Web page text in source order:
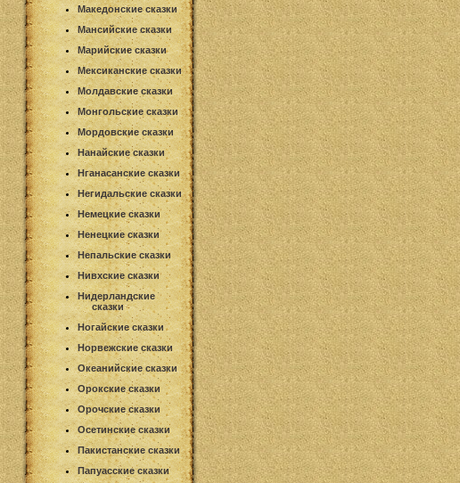
Македонские сказки
Мансийские сказки
Марийские сказки
Мексиканские сказки
Молдавские сказки
Монгольские сказки
Мордовские сказки
Нанайские сказки
Нганасанские сказки
Негидальские сказки
Немецкие сказки
Ненецкие сказки
Непальские сказки
Нивхские сказки
Нидерландские
сказки
Ногайские сказки
Норвежские сказки
Океанийские сказки
Орокские сказки
Орочские сказки
Осетинские сказки
Пакистанские сказки
Папуасские сказки